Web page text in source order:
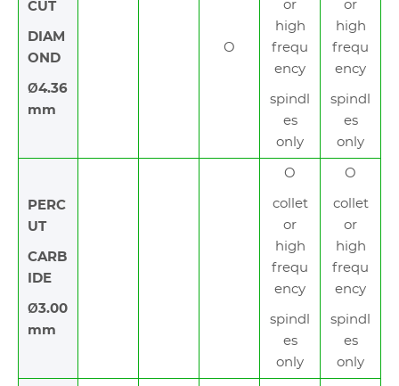
CUT
DIAM
OND
Ø4.36
mm
O
or
high
frequ
ency
spindl
es
only
or
high
frequ
ency
spindl
es
only
PERC
UT
CARB
IDE
Ø3.00
mm
O
collet
or
high
frequ
ency
spindl
es
only
O
collet
or
high
frequ
ency
spindl
es
only